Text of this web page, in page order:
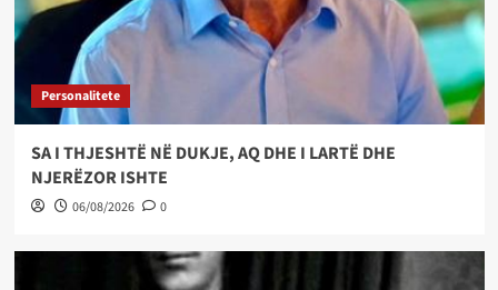
Personalitete
SA I THJESHTË NË DUKJE, AQ DHE I LARTË DHE
NJERËZOR ISHTE
06/08/2026 0